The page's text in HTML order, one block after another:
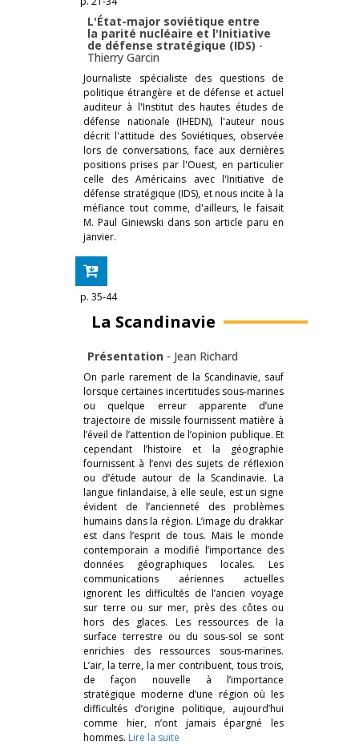
L'État-major soviétique entre
la parité nucléaire et l'Initiative
de défense stratégique (IDS) -
Thierry Garcin
Journaliste spécialiste des questions de
politique étrangère et de défense et actuel
auditeur à l'Institut des hautes études de
défense nationale (IHEDN), l'auteur nous
décrit l'attitude des Soviétiques, observée
lors de conversations, face aux dernières
positions prises par l'Ouest, en particulier
celle des Américains avec l'Initiative de
défense stratégique (IDS), et nous incite à la
méfiance tout comme, d'ailleurs, le faisait
M. Paul Giniewski dans son article paru en
janvier.
p. 35-44
La Scandinavie
Présentation - Jean Richard
On parle rarement de la Scandinavie, sauf
lorsque certaines incertitudes sous-marines
ou quelque erreur apparente d’une
trajectoire de missile fournissent matière à
l’éveil de l’attention de l’opinion publique. Et
cependant l’histoire et la géographie
fournissent à l’envi des sujets de réflexion
ou d’étude autour de la Scandinavie. La
langue finlandaise, à elle seule, est un signe
évident de l’ancienneté des problèmes
humains dans la région. L’image du drakkar
est dans l’esprit de tous. Mais le monde
contemporain a modifié l’importance des
données géographiques locales. Les
communications aériennes actuelles
ignorent les difficultés de l’ancien voyage
sur terre ou sur mer, près des côtes ou
hors des glaces. Les ressources de la
surface terrestre ou du sous-sol se sont
enrichies des ressources sous-marines.
L’air, la terre, la mer contribuent, tous trois,
de façon nouvelle à l’importance
stratégique moderne d’une région où les
difficultés d’origine politique, aujourd’hui
comme hier, n’ont jamais épargné les
hommes. Lire la suite